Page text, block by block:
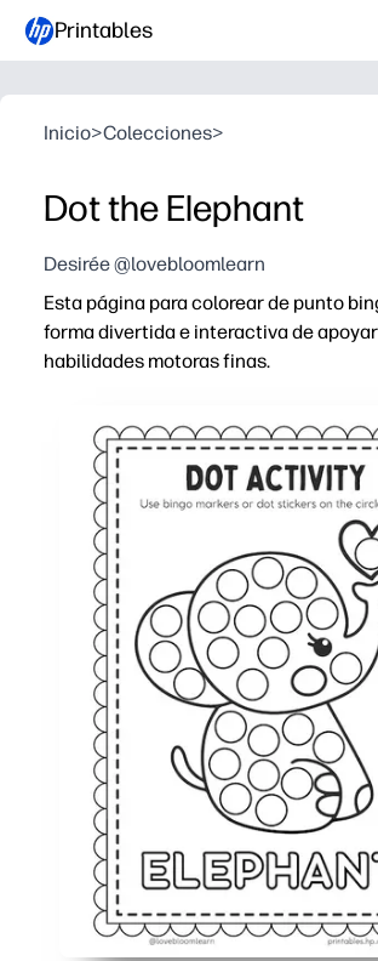
Printables
Inicio>Colecciones>
Dot the Elephant
Desirée @lovebloomlearn
Esta página para colorear de punto
forma divertida e interactiva de
habilidades motoras finas.
Ayuda a su hijo a agarrar el lápiz,
Mantiene a tus hijos motivados
Flexible en cuanto a los